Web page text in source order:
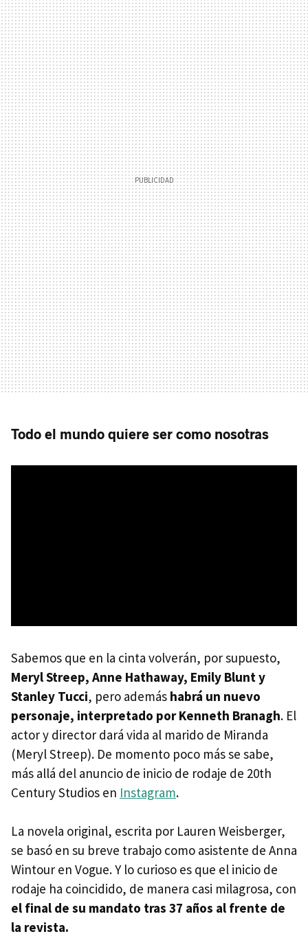
Todo el mundo quiere ser como nosotras
Sabemos que en la cinta volverán, por supuesto,
Meryl Streep, Anne Hathaway, Emily Blunt y
Stanley Tucci, pero además habrá un nuevo
personaje, interpretado por Kenneth Branagh. El
actor y director dará vida al marido de Miranda
(Meryl Streep). De momento poco más se sabe,
más allá del anuncio de inicio de rodaje de 20th
Century Studios en Instagram.
La novela original, escrita por Lauren Weisberger,
se basó en su breve trabajo como asistente de Anna
Wintour en Vogue. Y lo curioso es que el inicio de
rodaje ha coincidido, de manera casi milagrosa, con
el final de su mandato tras 37 años al frente de
la revista.